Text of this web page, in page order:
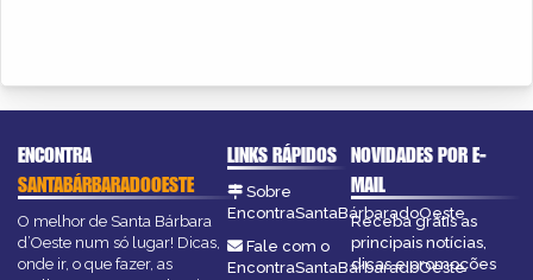
ENCONTRA
SANTABÁRBARADOOESTE
O melhor de Santa Bárbara
d’Oeste num só lugar! Dicas,
onde ir, o que fazer, as
LINKS RÁPIDOS
Sobre
EncontraSantaBárbaradoOeste
Fale com o
EncontraSantaBárbaradoOeste
NOVIDADES POR E-
MAIL
Receba grátis as
principais notícias,
dicas e promoções